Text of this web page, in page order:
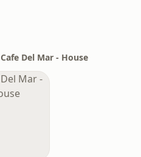
Cafe Del Mar - House